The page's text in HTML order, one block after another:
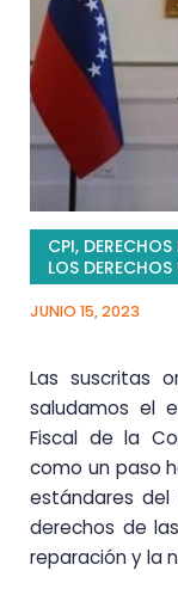
CPI,
LOS
JUNIO 15, 2023
Las suscritas
saludamos el
Fiscal de la
como un paso
estándares
derechos de
reparación y la